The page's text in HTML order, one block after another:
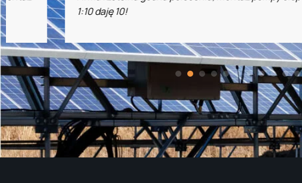
1:10 daję 10!